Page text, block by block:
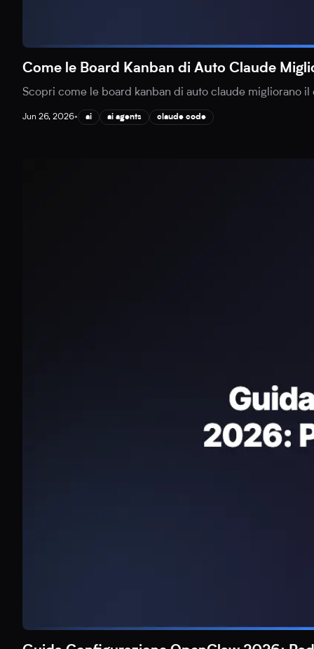
Come le Board Kanban di Auto Claude
Scopri come le board kanban di auto claude migliorano
Jun 26, 2026• ai ai agents claude code